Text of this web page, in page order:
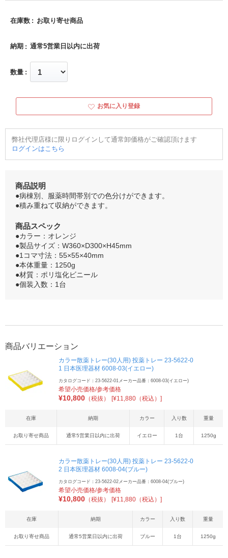
在庫数 お取り寄せ商品
納期 通常5営業日以内に出荷
数量
お気に入り登録
弊社代理店様に限りログインして通常卸価格がご確認頂けます
ログインはこちら
商品説明
●病棟別、服薬時間帯別での色分けができます。
●積み重ねて収納ができます。
商品スペック
●カラー：オレンジ
●製品サイズ：W360×D300×H45mm
●1コマ寸法：55×55×40mm
●本体重量：1250g
●材質：ポリ塩化ビニール
●個装入数：1台
商品バリエーション
カラー散薬トレー(30人用) 投薬トレー 23-5622-0
1 日本医理器材 6008-03(イエロー)
カタログコード：23-5622-01メーカー品番：6008-03(イエロー)
希望小売価格/参考価格
¥10,800 （税抜） [¥11,880（税込）]
在庫 納期 カラー 入り数 重量
お取り寄せ商品 通常5営業日以内に出荷 イエロー 1台 1250g
カラー散薬トレー(30人用) 投薬トレー 23-5622-0
2 日本医理器材 6008-04(ブルー)
カタログコード：23-5622-02メーカー品番：6008-04(ブルー)
希望小売価格/参考価格
¥10,800 （税抜） [¥11,880（税込）]
在庫 納期 カラー 入り数 重量
お取り寄せ商品 通常5営業日以内に出荷 ブルー 1台 1250g